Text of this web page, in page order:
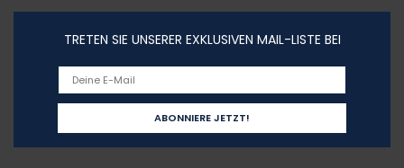
TRETEN SIE UNSERER EXKLUSIVEN MAIL-LISTE BEI